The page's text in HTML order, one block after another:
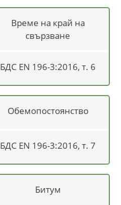
Време на край на
свързване
БДС EN 196-3:2016, т. 6
Обемопостоянство
БДС EN 196-3:2016, т. 7
Битум